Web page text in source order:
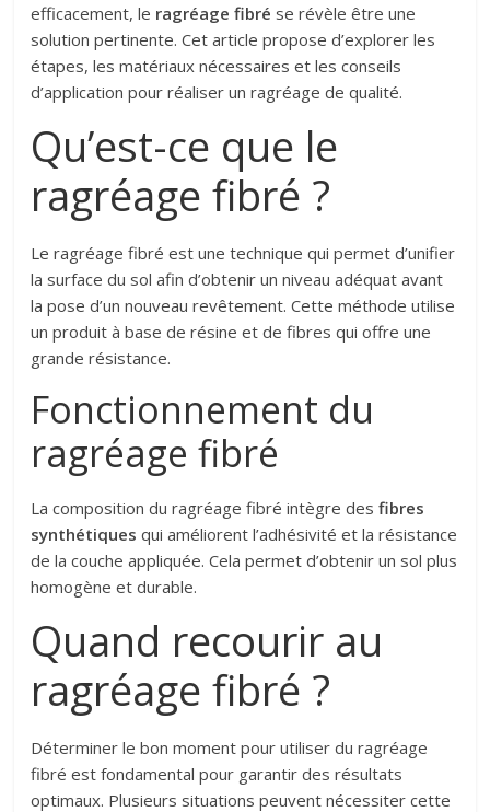
efficacement, le ragréage fibré se révèle être une
solution pertinente. Cet article propose d’explorer les
étapes, les matériaux nécessaires et les conseils
d’application pour réaliser un ragréage de qualité.
Qu’est-ce que le
ragréage fibré ?
Le ragréage fibré est une technique qui permet d’unifier
la surface du sol afin d’obtenir un niveau adéquat avant
la pose d’un nouveau revêtement. Cette méthode utilise
un produit à base de résine et de fibres qui offre une
grande résistance.
Fonctionnement du
ragréage fibré
La composition du ragréage fibré intègre desfibres
synthétiques qui améliorent l’adhésivité et la résistance
de la couche appliquée. Cela permet d’obtenir un sol plus
homogène et durable.
Quand recourir au
ragréage fibré ?
Déterminer le bon moment pour utiliser du ragréage
fibré est fondamental pour garantir des résultats
optimaux. Plusieurs situations peuvent nécessiter cette